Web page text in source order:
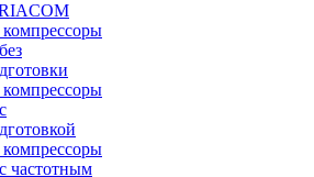
частотным